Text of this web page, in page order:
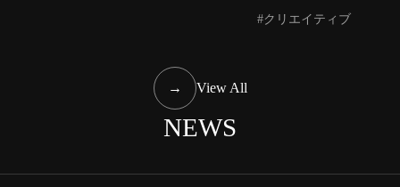
#クリエイティブ
→ View All
NEWS